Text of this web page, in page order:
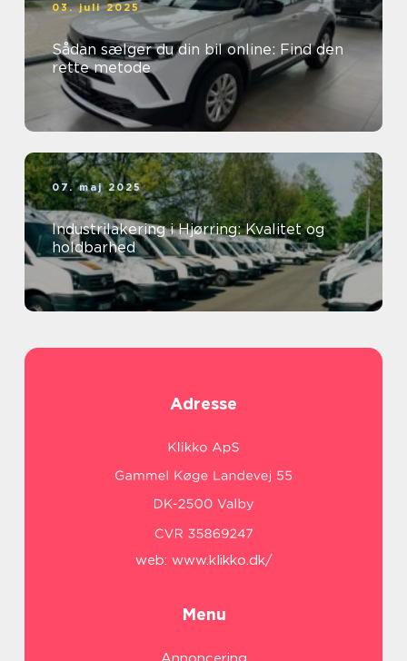
03. juli 2025
Sådan sælger du din bil online: Find den
rette metode
07. maj 2025
Industrilakering i Hjørring: Kvalitet og
holdbarhed
Adresse
web: www.klikko.dk/
Menu